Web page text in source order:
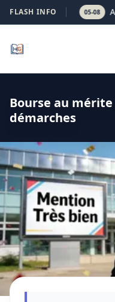
FLASH INFO 05-08
Bourse au
démarches